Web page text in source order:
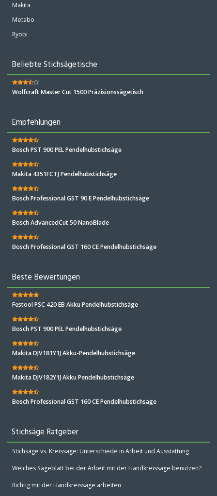
Makita
Metabo
Ryobi
Beliebte Stichsägetische
Wolfcraft Master Cut 1500 Präzisionssägetisch
Empfehlungen
Bosch PST 900 PEL Pendelhubstichsäge
Makita 4351FCTJ Pendelhubstichsäge
Bosch Professional GST 90 E Pendelhubstichsäge
Bosch AdvancedCut 50 NanoBlade
Bosch Professional GST 160 CE Pendelhubstichsäge
Beste Bewertungen
Festool PSC 420 EB Akku Pendelhubstichsäge
Bosch PST 900 PEL Pendelhubstichsäge
Makita DJV181Y1J Akku-Pendelhubstichsäge
Makita DJV182Y1J Akku Pendelhubstichsäge
Bosch Professional GST 160 CE Pendelhubstichsäge
Stichsäge Ratgeber
Stichsäge vs. Kreissäge: Unterschiede in Arbeit und Ausstattung
Welches Sägeblatt bei der Arbeit mit der Handkreissäge benutzen?
Richtig mit der Handkreissäge arbeiten